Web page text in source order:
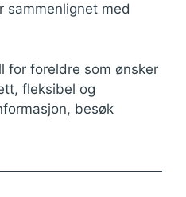
sammenlignet med
for foreldre som ønsker
fleksibel og
besøk